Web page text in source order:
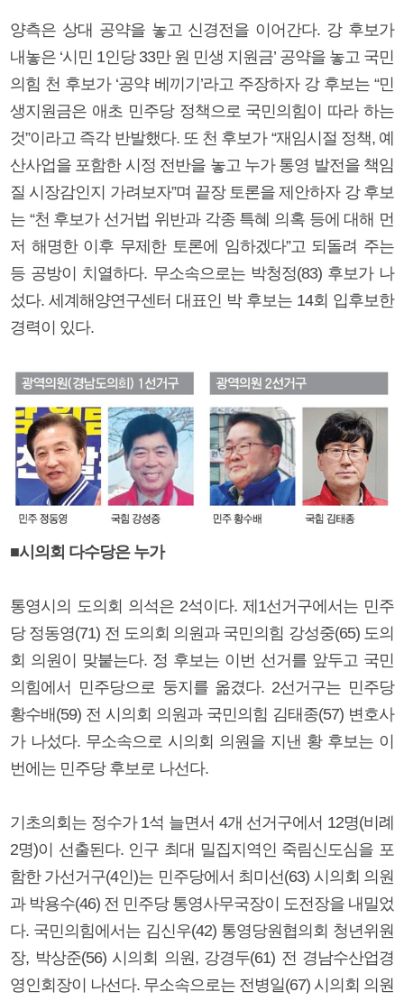
양측은 상대 공약을 놓고 신경전을 이어간다. 강 후보가
내놓은 ‘시민 1인당 33만 원 민생 지원금’ 공약을 놓고 국민
의힘 천 후보가 ‘공약 베끼기’라고 주장하자 강 후보는 “민
생지원금은 애초 민주당 정책으로 국민의힘이 따라 하는
것”이라고 즉각 반발했다. 또 천 후보가 “재임시절 정책, 예
산사업을 포함한 시정 전반을 놓고 누가 통영 발전을 책임
질 시장감인지 가려보자”며 끝장 토론을 제안하자 강 후보
는 “천 후보가 선거법 위반과 각종 특혜 의혹 등에 대해 먼
저 해명한 이후 무제한 토론에 임하겠다”고 되돌려 주는
등 공방이 치열하다. 무소속으로는 박청정(83) 후보가 나
섰다. 세계해양연구센터 대표인 박 후보는 14회 입후보한
경력이 있다.
■시의회 다수당은 누가
통영시의 도의회 의석은 2석이다. 제1선거구에서는 민주
당 정동영(71) 전 도의회 의원과 국민의힘 강성중(65) 도의
회 의원이 맞붙는다. 정 후보는 이번 선거를 앞두고 국민
의힘에서 민주당으로 둥지를 옮겼다. 2선거구는 민주당
황수배(59) 전 시의회 의원과 국민의힘 김태종(57) 변호사
가 나섰다. 무소속으로 시의회 의원을 지낸 황 후보는 이
번에는 민주당 후보로 나선다.
기초의회는 정수가 1석 늘면서 4개 선거구에서 12명(비례
2명)이 선출된다. 인구 최대 밀집지역인 죽림신도심을 포
함한 가선거구(4인)는 민주당에서 최미선(63) 시의회 의원
과 박용수(46) 전 민주당 통영사무국장이 도전장을 내밀었
다. 국민의힘에서는 김신우(42) 통영당원협의회 청년위원
장, 박상준(56) 시의회 의원, 강경두(61) 전 경남수산업경
영인회장이 나선다. 무소속으로는 전병일(67) 시의회 의원